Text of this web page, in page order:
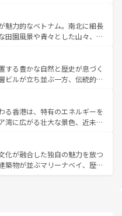
など、バラエティ豊かな料理
新着の台湾情報は コンテンツ一覧を参
折々の自然美を楽しむことが
焼肉、絶品のストリートフード
が待っている。夜には、韓国な
の多彩な魅力を心ゆくまで味
ほしい。 なお、新着の韓国情報はコンテンツ一
魅力的なベトナム。南北に細長
田園風景や青々とした山々、世
く。ハノイの古い町並みやホ
時代の建物も、独特の雰囲気を
ラエティの豊かさとおいしさで
ベトナムコーヒーなどは、ぜ
地域を訪れてもあたたかい人々
で、きっと忘れられない旅にな
する豊かな自然と歴史が息づく
ビルが立ち並ぶ一方、伝統的な
ではチェンマイなどの山岳地
ではプーケットやクラビの美し
楽しむことができる。タイ料理
、どの季節にも異なる楽しみ
いタイの人々、仏教を中心とし
資源が、訪れる旅人を魅了し続
る香港は、特有のエネルギーを
湾に広がる壮大な景色、近未来
はず。観光スポットが密集し
を回れるのも魅力。息をのむよ
まで、香港を存分に楽しみ尽く
化が融合した独自の魅力を放つ
築物が並ぶマリーナベイ、歴史